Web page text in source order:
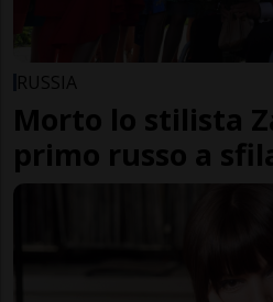
RUSSIA
Morto lo stilista
primo russo a